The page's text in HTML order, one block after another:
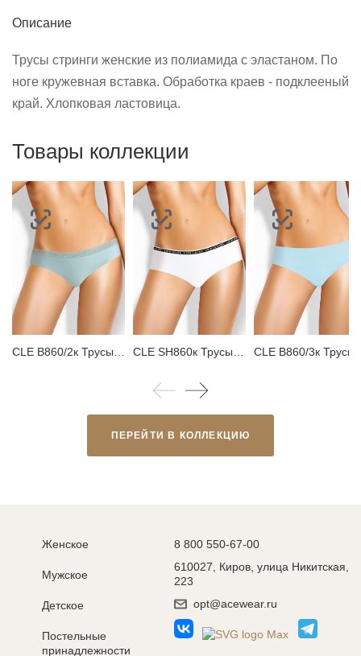
Описание
Трусы стринги женские из полиамида с эластаном. По
ноге кружевная вставка. Обработка краев - подклееный
край. Хлопковая ластовица.
Товары коллекции
ПЕРЕЙТИ В КОЛЛЕКЦИЮ
Женское
Мужское
Детское
Постельные
принадлежности
8 800 550-67-00
610027, Киров, улица Никитская,
223
opt@acewear.ru